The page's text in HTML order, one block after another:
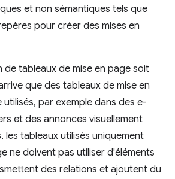
et non sémantiques tels que
pour créer des mises en
de tableaux de mise en page soit
que des tableaux de mise en
par exemple dans des e-
et des annonces visuellement
les tableaux utilisés uniquement
ne doivent pas utiliser d'éléments
des relations et ajoutent du